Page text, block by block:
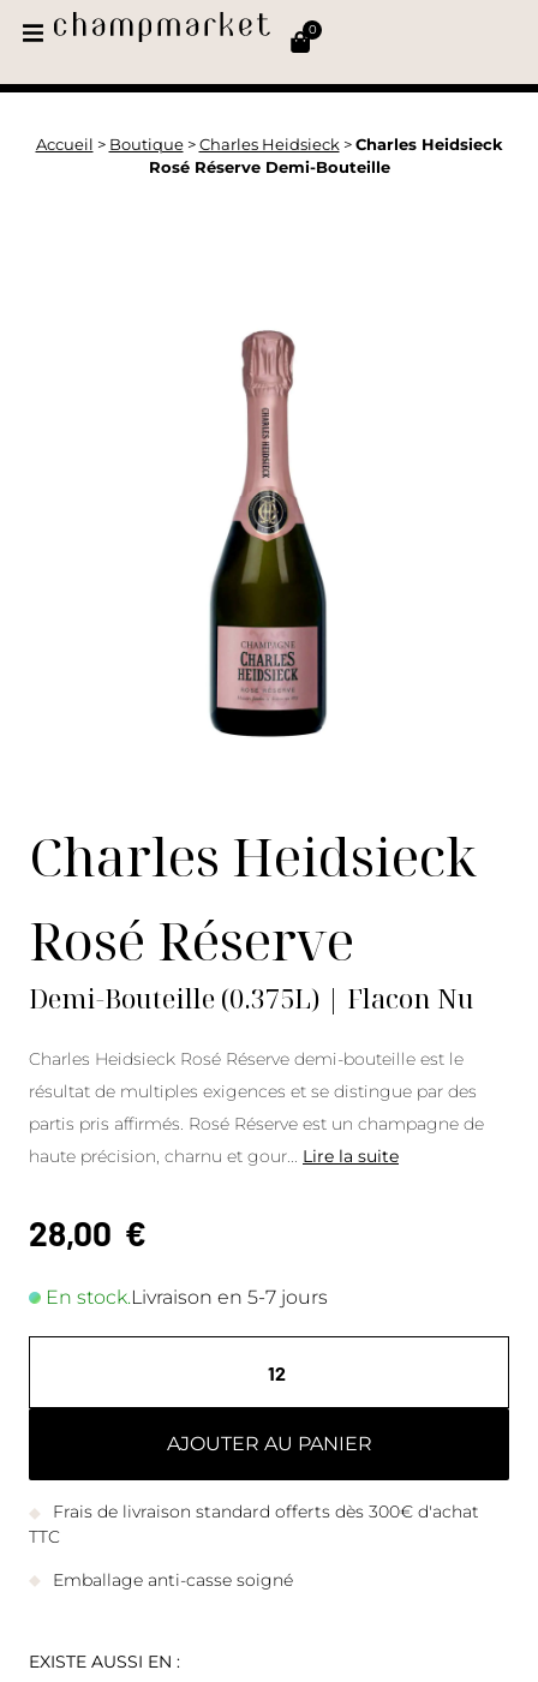
0
Accueil > Boutique> Charles Heidsieck > Charles Heidsieck
Rosé Réserve Demi-Bouteille
Charles Heidsieck
Rosé Réserve
Demi-Bouteille (0.375L) | Flacon Nu
Charles Heidsieck Rosé Réserve demi-bouteille est le
résultat de multiples exigences et se distingue par des
partis pris affirmés. Rosé Réserve est un champagne de
haute précision, charnu et gour
Lire la suite
28,00 €
En stock.Livraison en 5-7 jours
AJOUTER AU PANIER
Frais de livraison standard offerts dès 300€ d'achat
TTC
Emballage anti-casse soigné
EXISTE AUSSI EN :